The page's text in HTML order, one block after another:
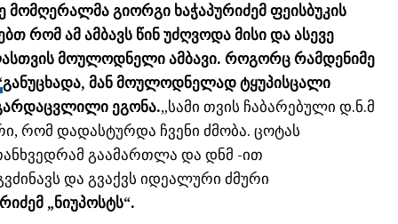
მომღერალმა გიორგი ხაჭაპურიძემ ფეისბუკის
რომ ამ ამბავს წინ უძღვოდა მისი და ასევე
მოულოდნელი ამბავი. როგორც რამდენიმე
განუცხადა, მან მოულოდნელად ტყუპისცალი
ეგონა.„სამი თვის ჩაბარებული დ.ნ.მ
რომ დადასტურდა ჩვენი ძმობა. ცოტას
გაამართლა და დნმ -ით
და გვაქვს იდეალური ძმური
„ნიუპოსტს“.